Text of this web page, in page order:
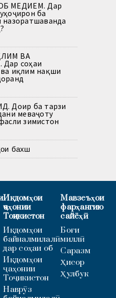
МЕДИҲЕМ. Дар
ба
назоратшаванда
ВА
соҳаи
иқлим нақши
Доир ба тарзи
меваҷоту
зимистон
бахш
Иқдомҳои
ҷаҳонии
Тоҷикистон
Иқдомҳои
байналмилалӣ
дар соҳаи об
Иқдомҳои
ҷаҳонии
Тоҷикистон
Наврӯз
Мавзеъҳои
фарҳангию
сайёҳӣ
Боғи
миллӣ
Саразм
Ҳисор
Ҳулбук